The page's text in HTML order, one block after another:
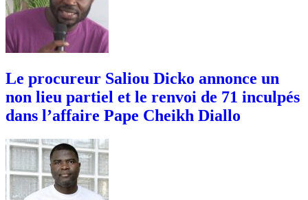
Le procureur Saliou Dicko annonce un
non lieu partiel et le renvoi de 71 inculpés
dans l’affaire Pape Cheikh Diallo